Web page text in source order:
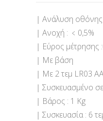
| Ανάλυση οθόνης
| Ανοχή : ﹤0,5%
| Εύρος μέτρησης
| Με βάση
| Με 2 τεμ LR03
| Συσκευασμένο
| Βάρος : 1 Kg
| Συσκευασία : 6